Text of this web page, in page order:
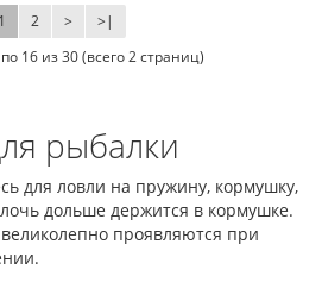
1 2 > >|
16 из 30 (всего 2 страниц)
рыбалки
для ловли на пружину, кормушку,
дольше держится в кормушке.
проявляются при